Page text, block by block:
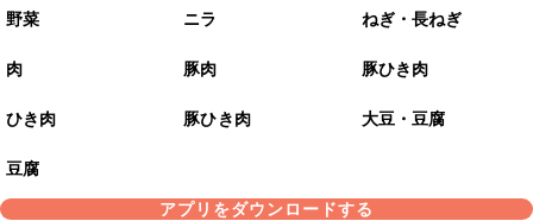
野菜 ニラ ねぎ・長ねぎ
肉 豚肉 豚ひき肉
ひき肉 豚ひき肉 大豆・豆腐
豆腐
アプリをダウンロードする